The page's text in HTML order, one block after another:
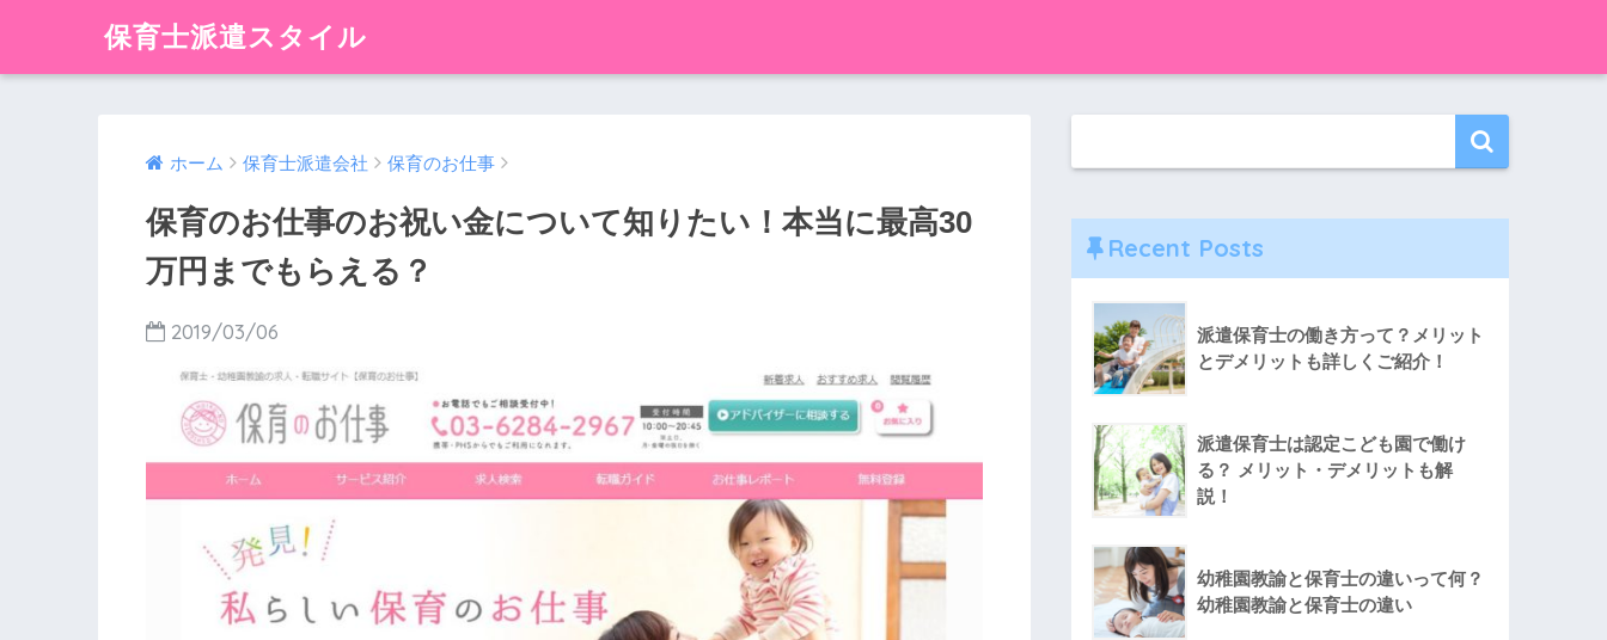
保育士派遣スタイル
ホーム 保育士派遣会社 保育のお仕事
保育のお仕事のお祝い金について知りたい！本当に最高30
万円までもらえる？
2019/03/06
Recent Posts
派遣保育士の働き方って？メリット
とデメリットも詳しくご紹介！
派遣保育士は認定こども園で働け
る？ メリット・デメリットも解
説！
幼稚園教諭と保育士の違いって何？
幼稚園教諭と保育士の違い